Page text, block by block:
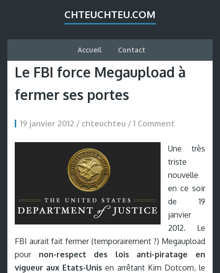
CHTEUCHTEU.COM
Accueil Contact
Le FBI force Megaupload à
fermer ses portes
19 janvier 2012 / chteuchteu / 1 Comment
Une très
triste
nouvelle
en ce soir
de 19
janvier
2012. Le
FBI aurait fait fermer (temporairement ?) Megaupload
pour non-respect des lois anti-piratage en
vigueur aux Etats-Unis en arrêtant Kim Dotcom, le